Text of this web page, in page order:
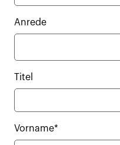
Anrede
Titel
Vorname*